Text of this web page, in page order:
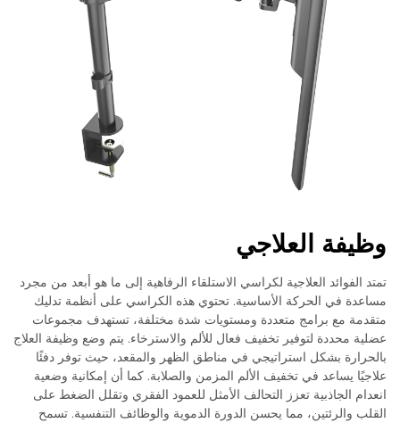
وظيفة العلاجي
تمتد الفوائد العلاجية لكراسي الاستلقاء الرفاهية إلى ما هو أبعد من مجرد
مساعدة في الحركة الأساسية. تحتوي هذه الكراسي على أنظمة تدليك
متقدمة مع برامج متعددة ومستويات شدة مختلفة، تستهدف مجموعات
عضلية محددة لتوفير تخفيف فعال للألم والاسترخاء. يتم وضع وظيفة العلاج
بالحرارة بشكل استراتيجي في مناطق الظهر والمقعد، حيث توفر دفئًا
علاجيًا يساعد في تخفيف الألم المزمن والصلابة. كما أن إمكانية وضعية
انعدام الجاذبية تعزز التحالف الأمثل للعمود الفقري وتقلل الضغط على
القلب والرئتين، مما يحسن الدورة الدموية والوظائف التنفسية. تسمح